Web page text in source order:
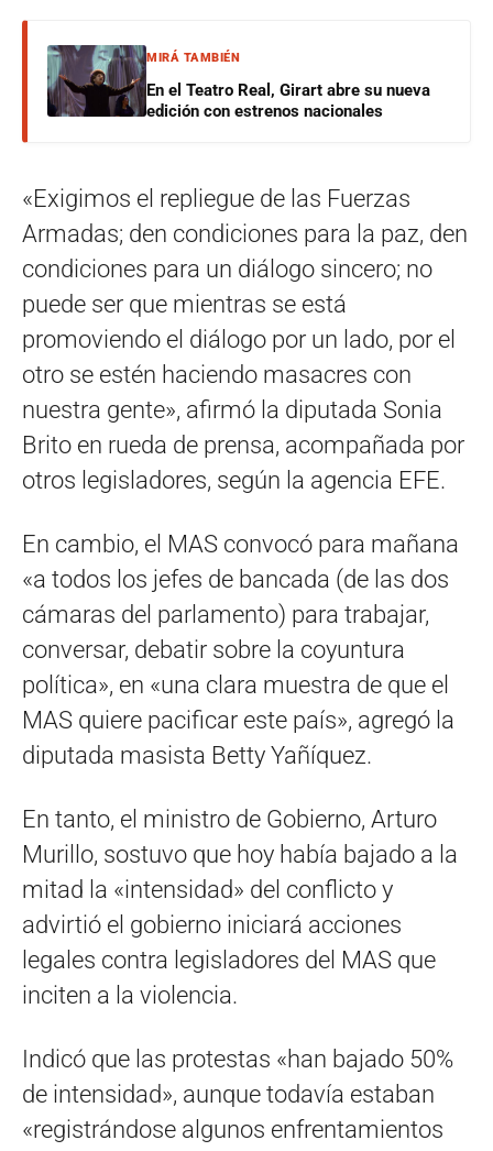
MIRÁ TAMBIÉN
En el Teatro Real, Girart abre su nueva
edición con estrenos nacionales
«Exigimos el repliegue de las Fuerzas
Armadas; den condiciones para la paz, den
condiciones para un diálogo sincero; no
puede ser que mientras se está
promoviendo el diálogo por un lado, por el
otro se estén haciendo masacres con
nuestra gente», afirmó la diputada Sonia
Brito en rueda de prensa, acompañada por
otros legisladores, según la agencia EFE.
En cambio, el MAS convocó para mañana
«a todos los jefes de bancada (de las dos
cámaras del parlamento) para trabajar,
conversar, debatir sobre la coyuntura
política», en «una clara muestra de que el
MAS quiere pacificar este país», agregó la
diputada masista Betty Yañíquez.
En tanto, el ministro de Gobierno, Arturo
Murillo, sostuvo que hoy había bajado a la
mitad la «intensidad» del conflicto y
advirtió el gobierno iniciará acciones
legales contra legisladores del MAS que
inciten a la violencia.
Indicó que las protestas «han bajado 50%
de intensidad», aunque todavía estaban
«registrándose algunos enfrentamientos